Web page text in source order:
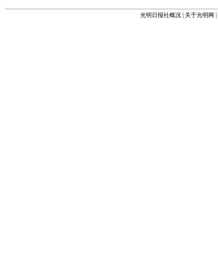
光明日报社概况 关于光明网